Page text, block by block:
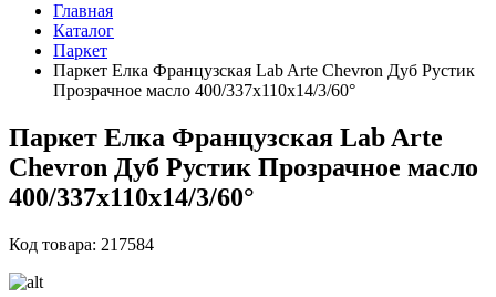
Главная
Каталог
Паркет
Паркет Елка Французская Lab Arte Chevron Дуб Рустик
Прозрачное масло 400/337х110х14/3/60°
Паркет Елка Французская Lab Arte
Chevron Дуб Рустик Прозрачное масло
400/337х110х14/3/60°
Код товара: 217584